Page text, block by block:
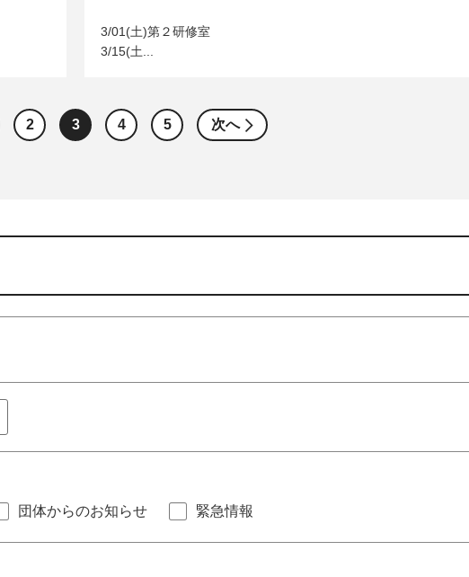
3/01(土)第２研修室
3/15(土...
2 3 4 5 次へ
団体からのお知らせ 緊急情報